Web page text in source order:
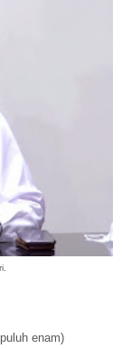
enam)